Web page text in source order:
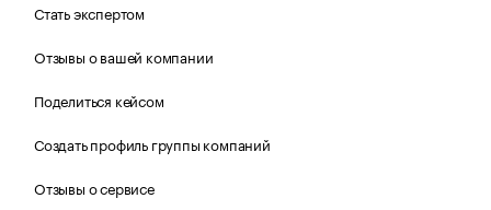
Стать экспертом
Отзывы о вашей компании
Поделиться кейсом
Создать профиль группы компаний
Отзывы о сервисе